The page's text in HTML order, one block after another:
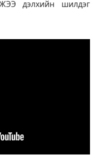
дэлхийн шилдэг